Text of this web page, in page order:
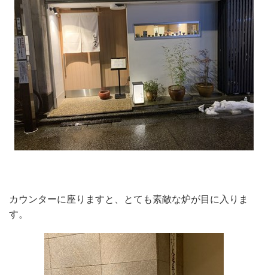
カウンターに座りますと、とても素敵な炉が目に入りま
す。